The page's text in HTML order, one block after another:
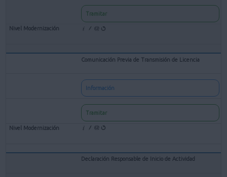
Tramitar
Comunicación Previa de Transmisión de Licencia
Información
Tramitar
Declaración Responsable de Inicio de Actividad